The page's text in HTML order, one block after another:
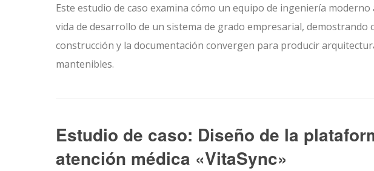
Este estudio de caso examina cómo un equipo de ingeniería
vida de desarrollo de un sistema de grado empresarial, demostrando
construcción y la documentación convergen para producir
mantenibles.
Estudio de caso: Diseño de la
atención médica «VitaSync»